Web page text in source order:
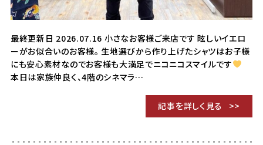
最終更新日 2026.07.16 小さなお客様ご来店です 眩しいイエロ
ーがお似合いのお客様。 生地選びから作り上げたシャツはお子様
にも安心素材なのでお客様も大満足でニコニコスマイルです
本日は家族仲良く、4階のシネマラ…
記事を詳しく見る